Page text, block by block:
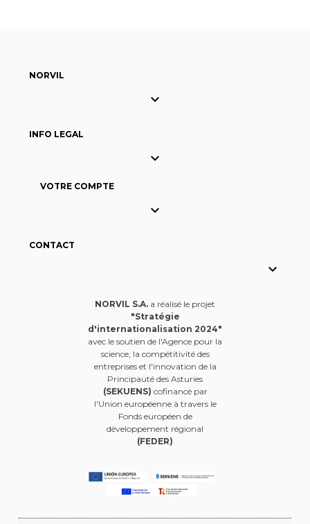
NORVIL

INFO LEGAL

VOTRE COMPTE

CONTACT

NORVIL S.A. a réalisé le projet
"Stratégie
d'internationalisation 2024"
avec le soutien de l'Agence pour la
science, la compétitivité des
entreprises et l'innovation de la
Principauté des Asturies
(SEKUENS) cofinancé par
l'Union européenne à travers le
Fonds européen de
développement régional
(FEDER)